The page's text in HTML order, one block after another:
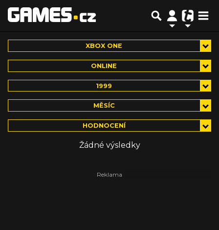
XBOX ONE
ONLINE
1999
MĚSÍC
HODNOCENÍ
Žádné výsledky